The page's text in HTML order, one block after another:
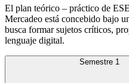
El plan teórico – práctico de
Mercadeo está concebido bajo
busca formar sujetos críticos,
lenguaje digital.
Semestre 1